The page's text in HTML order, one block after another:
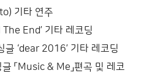
기타 연주
The End’ 기타 레코딩
글 ‘dear 2016’ 기타 레코딩
「Music & Me」편곡 및 레코